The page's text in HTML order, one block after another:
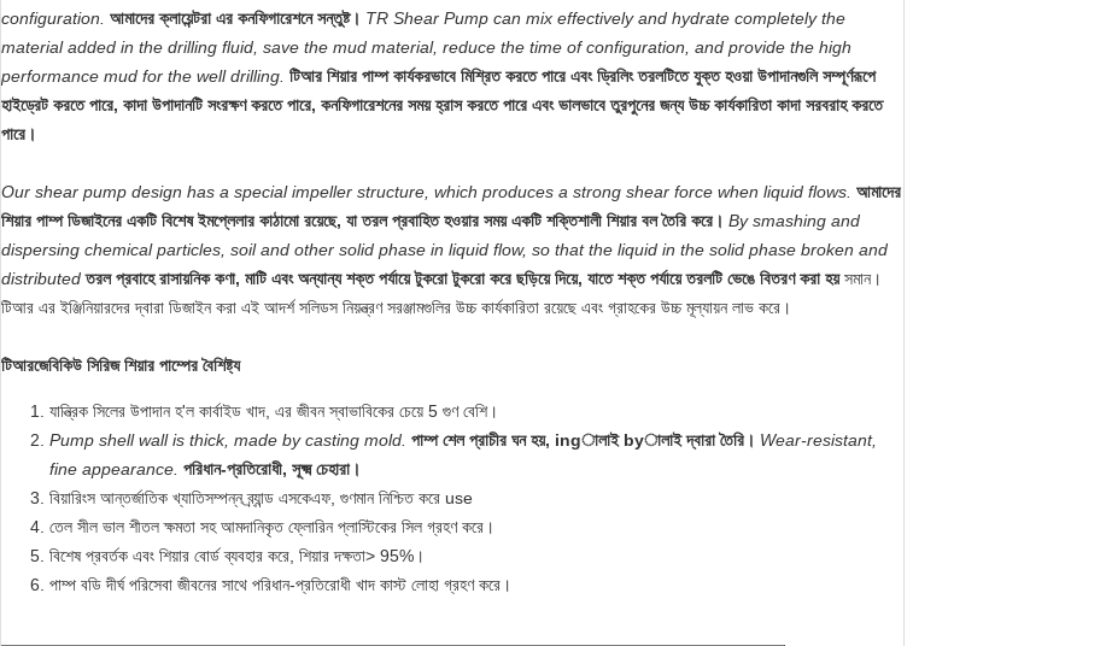
configuration. আমাদের ক্লায়েন্টরা এর কনফিগারেশনে সন্তুষ্ট। TR Shear Pump can mix effectively and hydrate completely the
material added in the drilling fluid, save the mud material, reduce the time of configuration, and provide the high
performance mud for the well drilling. টিআর শিয়ার পাম্প কার্যকরভাবে মিশ্রিত করতে পারে এবং ড্রিলিং তরলটিতে যুক্ত হওয়া উপাদানগুলি সম্পূর্ণরূপে
হাইড্রেট করতে পারে, কাদা উপাদানটি সংরক্ষণ করতে পারে, কনফিগারেশনের সময় হ্রাস করতে পারে এবং ভালভাবে তুরপুনের জন্য উচ্চ কার্যকারিতা কাদা সরবরাহ করতে
পারে।
Our shear pump design has a special impeller structure, which produces a strong shear force when liquid flows. আমাদের
শিয়ার পাম্প ডিজাইনের একটি বিশেষ ইমপ্লেলার কাঠামো রয়েছে, যা তরল প্রবাহিত হওয়ার সময় একটি শক্তিশালী শিয়ার বল তৈরি করে। By smashing and
dispersing chemical particles, soil and other solid phase in liquid flow, so that the liquid in the solid phase broken and
distributed তরল প্রবাহে রাসায়নিক কণা, মাটি এবং অন্যান্য শক্ত পর্যায়ে টুকরো টুকরো করে ছড়িয়ে দিয়ে, যাতে শক্ত পর্যায়ে তরলটি ভেঙে বিতরণ করা হয় সমান।
টিআর এর ইঞ্জিনিয়ারদের দ্বারা ডিজাইন করা এই আদর্শ সলিডস নিয়ন্ত্রণ সরঞ্জামগুলির উচ্চ কার্যকারিতা রয়েছে এবং গ্রাহকের উচ্চ মূল্যায়ন লাভ করে।
টিআরজেবিকিউ সিরিজ শিয়ার পাম্পের বৈশিষ্ট্য
যান্ত্রিক সিলের উপাদান হ'ল কার্বাইড খাদ, এর জীবন স্বাভাবিকের চেয়ে 5 গুণ বেশি।
Pump shell wall is thick, made by casting mold. পাম্প শেল প্রাচীর ঘন হয়, ingালাই byালাই দ্বারা তৈরি। Wear-resistant,
fine appearance. পরিধান-প্রতিরোধী, সূক্ষ্ম চেহারা।
বিয়ারিংস আন্তর্জাতিক খ্যাতিসম্পন্ন ব্র্যান্ড এসকেএফ, গুণমান নিশ্চিত করে use
তেল সীল ভাল শীতল ক্ষমতা সহ আমদানিকৃত ফ্লোরিন প্লাস্টিকের সিল গ্রহণ করে।
বিশেষ প্রবর্তক এবং শিয়ার বোর্ড ব্যবহার করে, শিয়ার দক্ষতা> 95%।
পাম্প বডি দীর্ঘ পরিসেবা জীবনের সাথে পরিধান-প্রতিরোধী খাদ কাস্ট লোহা গ্রহণ করে।